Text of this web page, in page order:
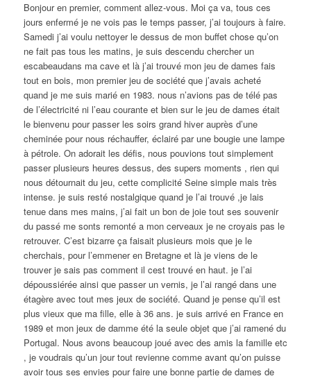
Bonjour en premier, comment allez-vous. Moi ça va, tous ces
jours enfermé je ne vois pas le temps passer, j’ai toujours à faire.
Samedi j’ai voulu nettoyer le dessus de mon buffet chose qu’on
ne fait pas tous les matins, je suis descendu chercher un
escabeaudans ma cave et là j’ai trouvé mon jeu de dames fais
tout en bois, mon premier jeu de société que j’avais acheté
quand je me suis marié en 1983. nous n’avions pas de télé pas
de l’électricité ni l’eau courante et bien sur le jeu de dames était
le bienvenu pour passer les soirs grand hiver auprès d’une
cheminée pour nous réchauffer, éclairé par une bougie une lampe
à pétrole. On adorait les défis, nous pouvions tout simplement
passer plusieurs heures dessus, des supers moments , rien qui
nous détournait du jeu, cette complicité Seine simple mais très
intense. je suis resté nostalgique quand je l’ai trouvé ,je lais
tenue dans mes mains, j’ai fait un bon de joie tout ses souvenir
du passé me sonts remonté a mon cerveaux je ne croyais pas le
retrouver. C’est bizarre ça faisait plusieurs mois que je le
cherchais, pour l’emmener en Bretagne et là je viens de le
trouver je sais pas comment il cest trouvé en haut. je l’ai
dépoussiérée ainsi que passer un vernis, je l’ai rangé dans une
étagère avec tout mes jeux de société. Quand je pense qu’il est
plus vieux que ma fille, elle à 36 ans. je suis arrivé en France en
1989 et mon jeux de damme été la seule objet que j’ai ramené du
Portugal. Nous avons beaucoup joué avec des amis la famille etc
, je voudrais qu’un jour tout revienne comme avant qu’on puisse
avoir tous ses envies pour faire une bonne partie de dames de